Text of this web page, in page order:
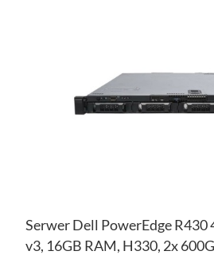
Serwer Dell PowerEdge R430
v3, 16GB RAM, H330, 2x